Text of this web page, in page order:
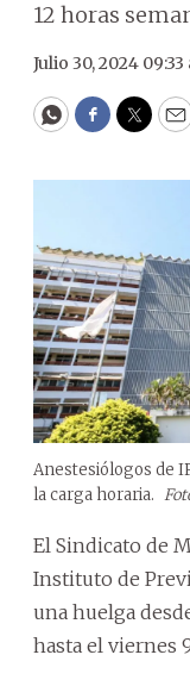
12 horas
Julio 30, 2024 09:33
WhatsApp
Facebook
Anestesiólogos de
la carga horaria.
El Sindicato de
Instituto de
una huelga
hasta el viernes